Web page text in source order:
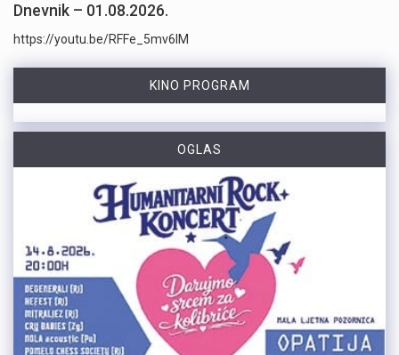
Dnevnik – 01.08.2026.
https://youtu.be/RFFe_5mv6lM
KINO PROGRAM
OGLAS